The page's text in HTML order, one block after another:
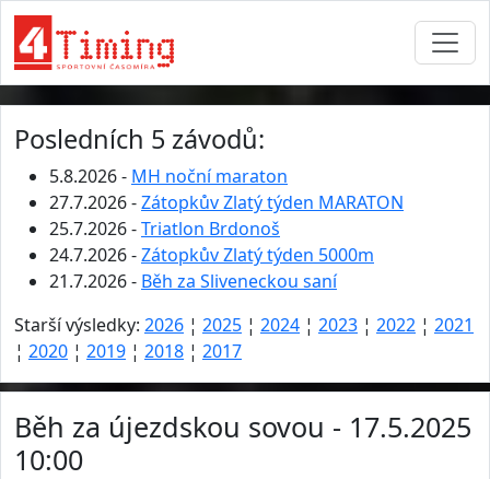
Posledních 5 závodů:
5.8.2026 - MH noční maraton
27.7.2026 -Zátopkův Zlatý týden MARATON
25.7.2026 -Triatlon Brdonoš
24.7.2026 -Zátopkův Zlatý týden 5000m
21.7.2026 - Běh za Sliveneckou saní
Starší výsledky: 2026 ¦ 2025 ¦ 2024 ¦ 2023 ¦ 2022 ¦ 2021
¦ 2020 ¦ 2019 ¦ 2018 ¦ 2017
Běh za újezdskou sovou - 17.5.2025
10:00